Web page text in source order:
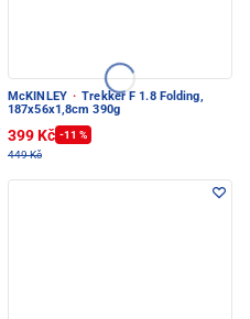
McKINLEY · Trekker F 1.8 Folding,
187x56x1,8cm 390g
399 Kč -11 %
449 Kč